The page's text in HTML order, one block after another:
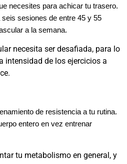
necesites para achicar tu trasero.
sesiones de entre 45 y 55
a la semana.
necesita ser desafiada, para lo
intensidad de los ejercicios a
de resistencia a tu rutina.
entero en vez entrenar
tu metabolismo en general, y